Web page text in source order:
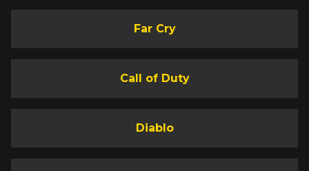
Far Cry
Call of Duty
Diablo